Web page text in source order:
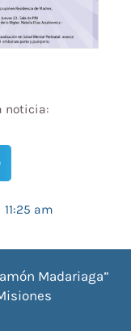
noticia:
11:25 am
Madariaga”